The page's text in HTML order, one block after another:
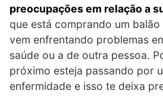
preocupações em relação a
que está comprando um
vem enfrentando problemas
saúde ou a de outra pessoa.
próximo esteja passando por
enfermidade e isso te deixa